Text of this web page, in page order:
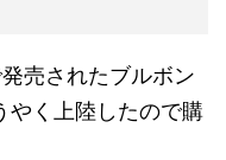
売されたブルボン
やく上陸したので購